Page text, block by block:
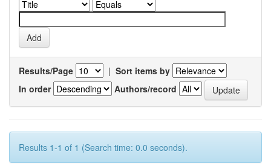
Results/Page | Sort items by
In order
Authors/record
Results 1-1 of 1 (Search time: 0.0 seconds).